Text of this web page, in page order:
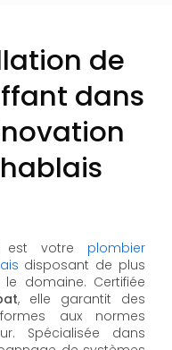
de
dans
est votre plombier
disposant de plus
domaine. Certifiée
, elle garantit des
aux normes
Spécialisée dans